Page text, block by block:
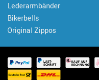
Lederarmbänder
Bikerbells
Original Zippos